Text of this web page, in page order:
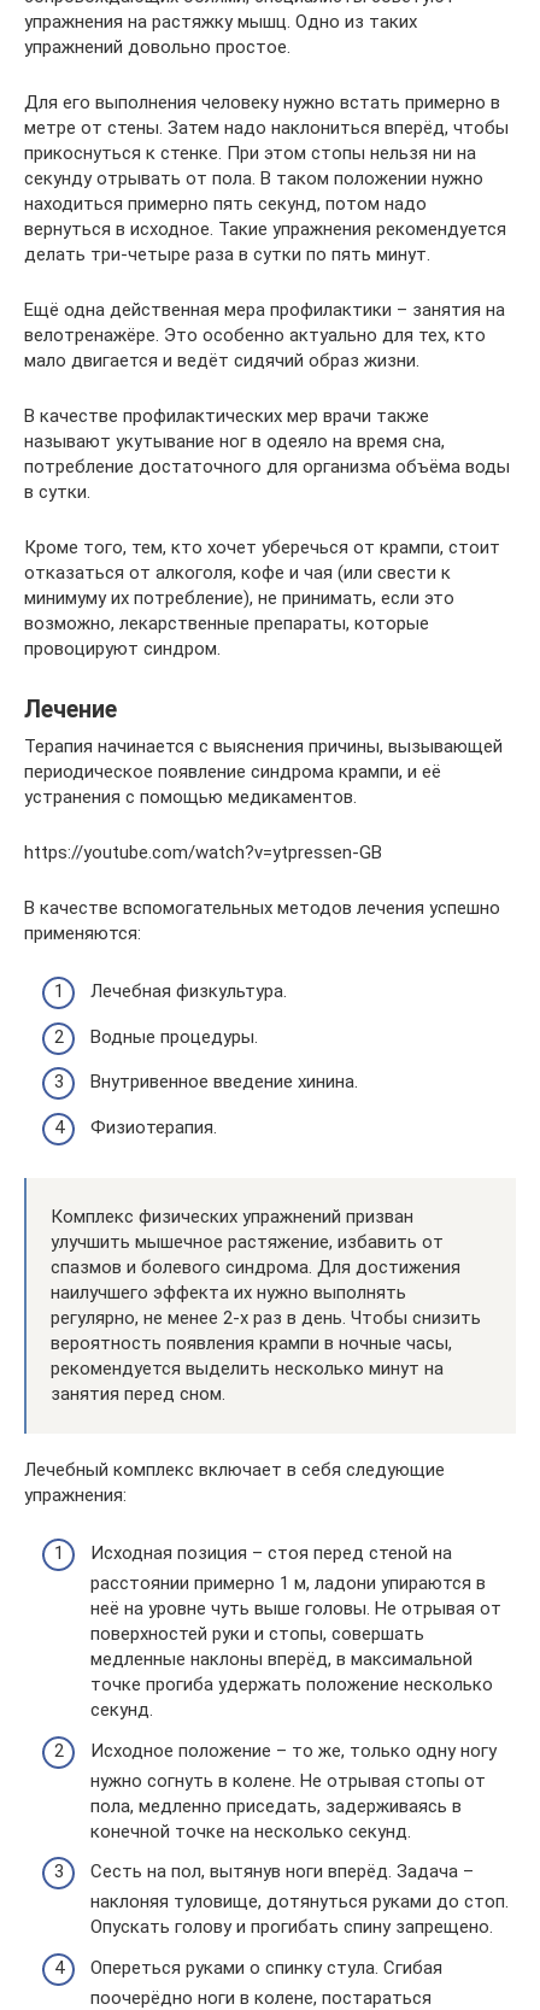
упражнения на растяжку мышц. Одно из таких
упражнений довольно простое.
Для его выполнения человеку нужно встать примерно в
метре от стены. Затем надо наклониться вперёд, чтобы
прикоснуться к стенке. При этом стопы нельзя ни на
секунду отрывать от пола. В таком положении нужно
находиться примерно пять секунд, потом надо
вернуться в исходное. Такие упражнения рекомендуется
делать три-четыре раза в сутки по пять минут.
Ещё одна действенная мера профилактики – занятия на
велотренажёре. Это особенно актуально для тех, кто
мало двигается и ведёт сидячий образ жизни.
В качестве профилактических мер врачи также
называют укутывание ног в одеяло на время сна,
потребление достаточного для организма объёма воды
в сутки.
Кроме того, тем, кто хочет уберечься от крампи, стоит
отказаться от алкоголя, кофе и чая (или свести к
минимуму их потребление), не принимать, если это
возможно, лекарственные препараты, которые
провоцируют синдром.
Лечение
Терапия начинается с выяснения причины, вызывающей
периодическое появление синдрома крампи, и её
устранения с помощью медикаментов.
https://youtube.com/watch?v=ytpressen-GB
В качестве вспомогательных методов лечения успешно
применяются:
Лечебная физкультура.
Водные процедуры.
Внутривенное введение хинина.
Физиотерапия.
Комплекс физических упражнений призван
улучшить мышечное растяжение, избавить от
спазмов и болевого синдрома. Для достижения
наилучшего эффекта их нужно выполнять
регулярно, не менее 2-х раз в день. Чтобы снизить
вероятность появления крампи в ночные часы,
рекомендуется выделить несколько минут на
занятия перед сном.
Лечебный комплекс включает в себя следующие
упражнения:
Исходная позиция – стоя перед стеной на
расстоянии примерно 1 м, ладони упираются в
неё на уровне чуть выше головы. Не отрывая от
поверхностей руки и стопы, совершать
медленные наклоны вперёд, в максимальной
точке прогиба удержать положение несколько
секунд.
Исходное положение – то же, только одну ногу
нужно согнуть в колене. Не отрывая стопы от
пола, медленно приседать, задерживаясь в
конечной точке на несколько секунд.
Сесть на пол, вытянув ноги вперёд. Задача –
наклоняя туловище, дотянуться руками до стоп.
Опускать голову и прогибать спину запрещено.
Опереться руками о спинку стула. Сгибая
поочерёдно ноги в колене, постараться